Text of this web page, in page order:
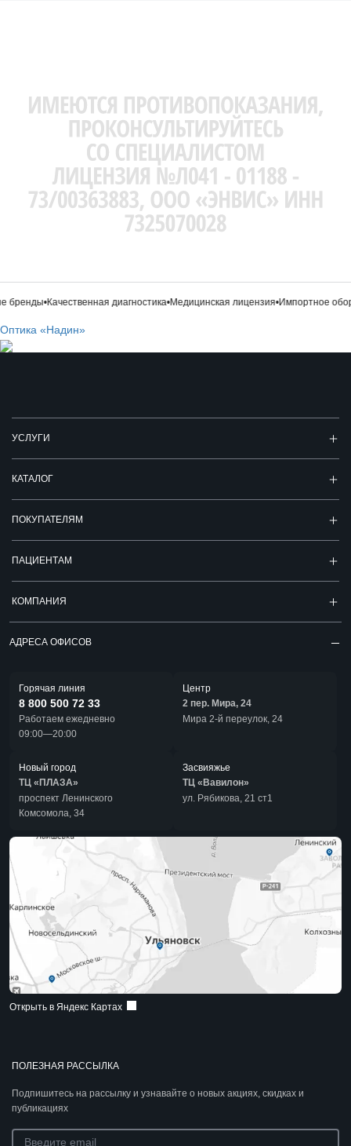
•Качественная диагностика•Медицинская лицензия•Импортное
Оптика «Надин»
ПОЛЕЗНАЯ РАССЫЛКА
Подпишитесь на рассылку и узнавайте о новых акциях, скидках и
публикациях
УСЛУГИ
КАТАЛОГ
ПОКУПАТЕЛЯМ
ПАЦИЕНТАМ
КОМПАНИЯ
АДРЕСА ОФИСОВ
Горячая линия
8 800 500 72 33
Работаем ежедневно
09:00—20:00
Центр
2 пер. Мира, 24
Мира 2-й переулок, 24
Новый город
ТЦ «ПЛАЗА»
проспект Ленинского
Комсомола, 34
Засвияжье
ТЦ «Вавилон»
ул. Рябикова, 21 ст1
Открыть в Яндекс Картах